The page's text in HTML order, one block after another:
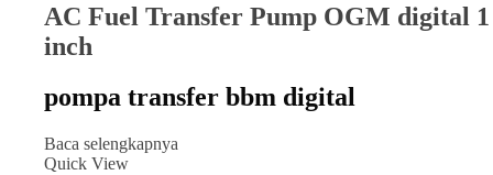
AC Fuel Transfer Pump OGM digital 1
inch
pompa transfer bbm digital
Baca selengkapnya
Quick View